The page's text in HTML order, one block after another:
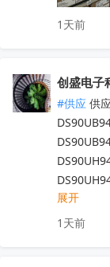
1天前
创盛电子
#供应 供
展开
1天前